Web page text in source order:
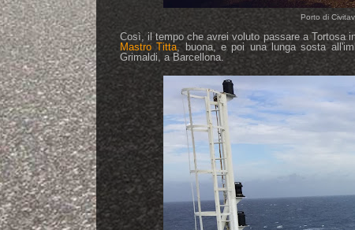
Porto di
Così, il tempo che avrei voluto passare a Tortosa
Mastro Titta, buona, e poi una lunga sosta
Grimaldi, a Barcellona.